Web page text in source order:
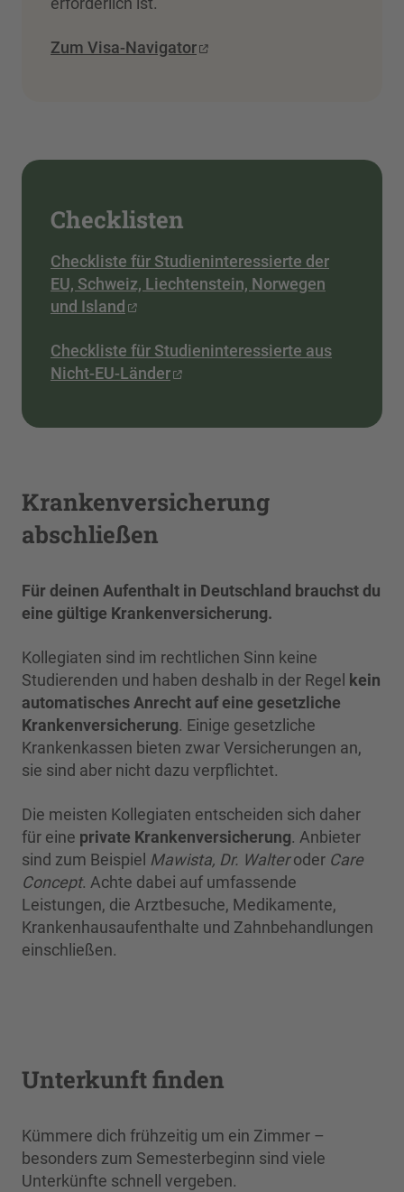
Zum Visa-Navigator
Checklisten
Checkliste für Studieninteressierte der
EU, Schweiz, Liechtenstein, Norwegen
und Island
Checkliste für Studieninteressierte aus
Nicht-EU-Länder
Krankenversicherung
abschließen
Für deinen Aufenthalt in Deutschland brauchst du
eine gültige Krankenversicherung.
Kollegiaten sind im rechtlichen Sinn keine
Studierenden und haben deshalb in der Regel kein
automatisches Anrecht auf eine gesetzliche
Krankenversicherung. Einige gesetzliche
Krankenkassen bieten zwar Versicherungen an,
sie sind aber nicht dazu verpflichtet.
Die meisten Kollegiaten entscheiden sich daher
für eine private Krankenversicherung. Anbieter
sind zum Beispiel Mawista, Dr. Walteroder Care
Concept. Achte dabei auf umfassende
Leistungen, die Arztbesuche, Medikamente,
Krankenhausaufenthalte und Zahnbehandlungen
einschließen.
Unterkunft finden
Kümmere dich frühzeitig um ein Zimmer –
besonders zum Semesterbeginn sind viele
Unterkünfte schnell vergeben.